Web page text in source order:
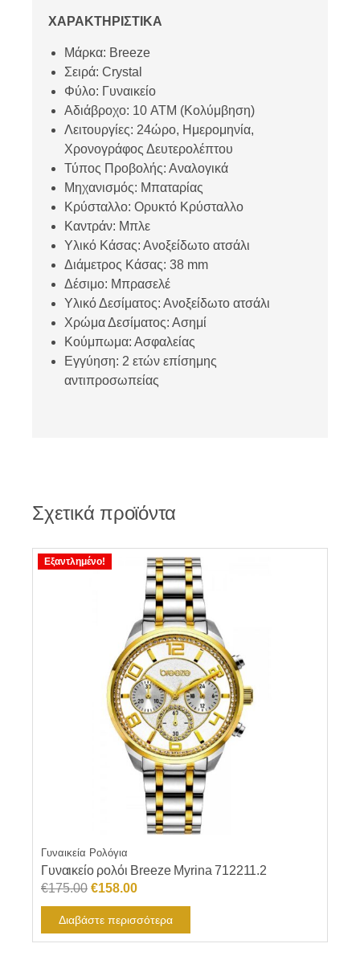
ΧΑΡΑΚΤΗΡΙΣΤΙΚΑ
Μάρκα: Breeze
Σειρά: Crystal
Φύλο: Γυναικείο
Αδιάβροχο: 10 ATM (Κολύμβηση)
Λειτουργίες: 24ώρο, Ημερομηνία,
Χρονογράφος Δευτερολέπτου
Τύπος Προβολής: Αναλογικά
Μηχανισμός: Μπαταρίας
Κρύσταλλο: Ορυκτό Κρύσταλλο
Καντράν: Μπλε
Υλικό Κάσας: Ανοξείδωτο ατσάλι
Διάμετρος Κάσας: 38 mm
Δέσιμο: Μπρασελέ
Υλικό Δεσίματος: Ανοξείδωτο ατσάλι
Χρώμα Δεσίματος: Ασημί
Κούμπωμα: Ασφαλείας
Εγγύηση: 2 ετών επίσημης
αντιπροσωπείας
Σχετικά προϊόντα
Εξαντλημένο!
Γυναικεία Ρολόγια
Γυναικείο ρολόι Breeze Myrina 712211.2
€175.00 Original
price
was:
€175.00.
€158.00Η
τρέχουσα
τιμή
είναι:
Διαβάστε περισσότερα